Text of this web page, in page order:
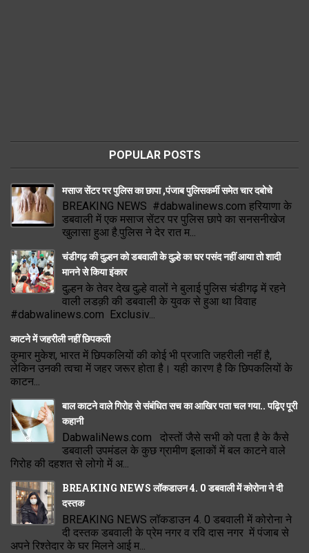
POPULAR POSTS
मसाज सेंटर पर पुलिस का छापा ,पंजाब पुलिसकर्मी समेत चार दबोचे
BREAKING NEWS #dabwalinews.com हरियाणा के
डबवाली में एक मसाज सेंटर पर पुलिस छापे का सनसनीखेज
खुलासा हुआ है.पुलिस ने देर रात म...
चंडीगढ़ की दुल्हन को डबवाली के दुल्हे का घर पसंद नहीं आया तो शादी
मानने से किया इंकार
दुल्हन के तेवर देख दुल्हे वालों ने बुलाई पुलिस चंडीगढ़ में रहने
वाली लडक़ी की डबवाली के युवक से हुआ था विवाह
#dabwalinews.com Exclusiv...
काटने में जहरीली नहीं छिपकली
कुमार मुकेश, भारत में छिपकलियों की कोई भी प्रजाति जहरीली नहीं है,
लेकिन उनकी त्वचा में जहर जरूर होता है। यही कारण है कि छिपकलियों के
काटन...
बाल काटने वाले गिरोह से संबंधित सच का आखिर पता चल गया.. पढ़िए पूरी
कहानी
DabwaliNews.com दोस्तों जैसे सभी को पता है के कैसे
डबवाली उपमंडल के कुछ ग्रामीण इलाकों में बल काटने वाले
गिरोह की दहशत से लोगो में अ...
BREAKING NEWS लॉकडाउन 4. 0 डबवाली में कोरोना ने दी
दस्तक
BREAKING NEWS लॉकडाउन 4. 0 डबवाली में कोरोना ने
दी दस्तक डबवाली के प्रेम नगर व रवि दास नगर में पंजाब से
अपने रिश्तेदार के घर मिलने आई म...